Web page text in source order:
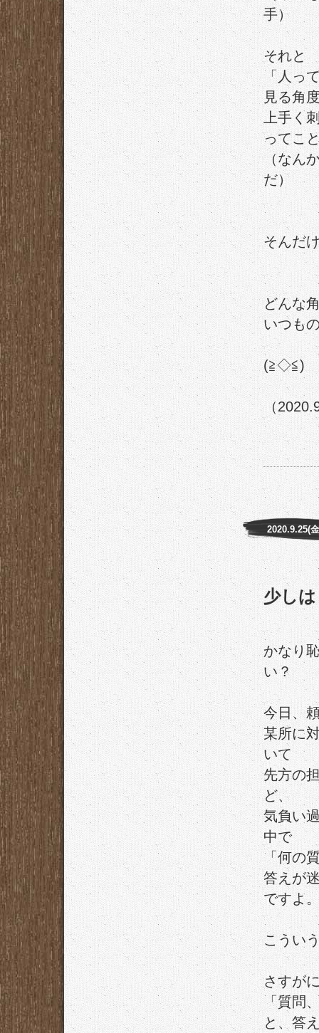
手）
それと
「人っ
見る角
上手く
ってこ
（なん
だ）
そんだ
どんな
いつも
(≧◇≦)
（
2020.9.25(
少し
かなり
い？
今日、
某所に
いて
先方の
ど、
気負い
中で
「何の
答えが
ですよ
こうい
さすが
「質問
と、答